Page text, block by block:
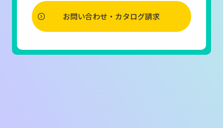
お問い合わせ・カタログ請求